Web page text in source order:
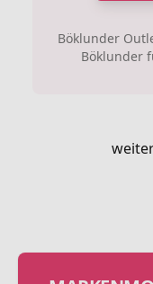
Böklunder
Böklunder